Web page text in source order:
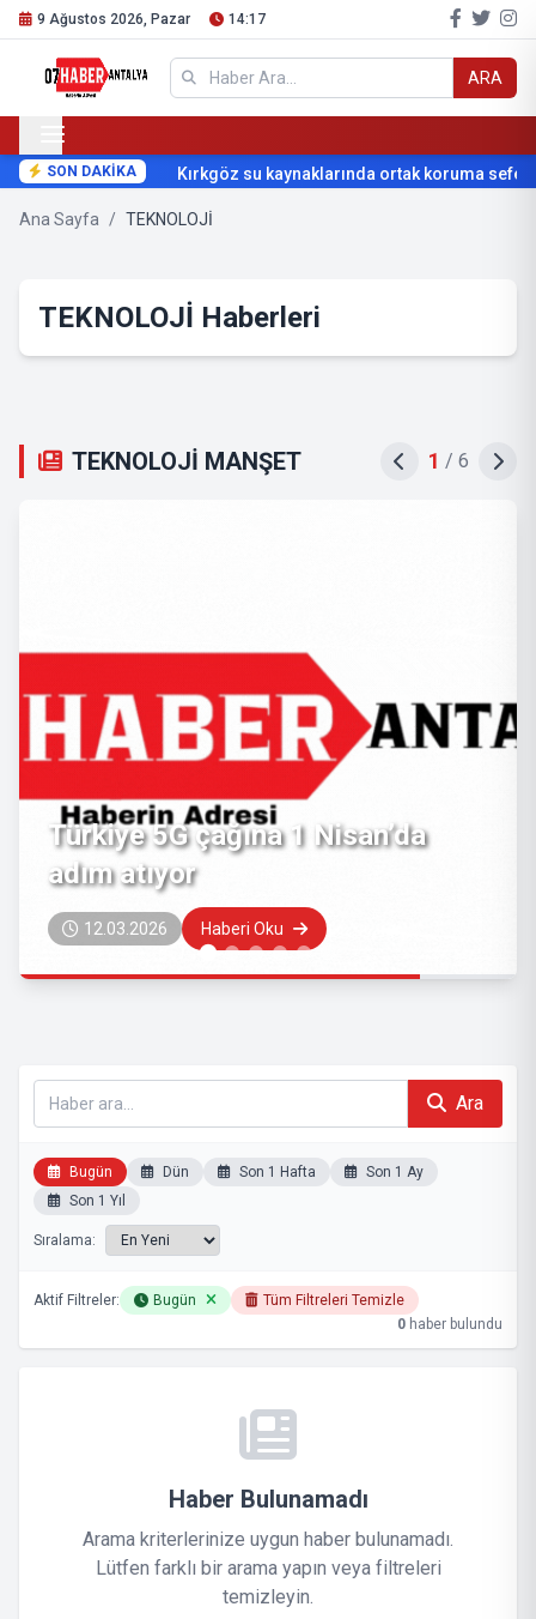
9 Ağustos 2026, Pazar 14:17
ARA
SON DAKİKA Kırkgöz su kaynaklarında ortak koruma
Ana Sayfa / TEKNOLOJİ
TEKNOLOJİ Haberleri
TEKNOLOJİ MANŞET 1 / 6
Türkiye 5G çağına 1 Nisan’da
adım atıyor
12.03.2026 Haberi Oku
Ara
Bugün Dün Son 1 Hafta
Son 1 Ay
Son 1 Yıl
Sıralama:
Aktif Filtreler: Bugün
Tüm Filtreleri Temizle
0 haber bulundu
Haber Bulunamadı
Arama kriterlerinize uygun haber bulunamadı.
Lütfen farklı bir arama yapın veya filtreleri
temizleyin.